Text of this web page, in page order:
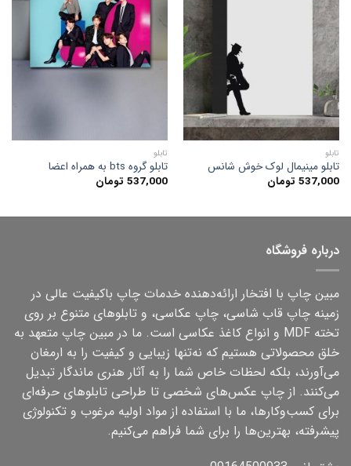
افزودن
به
علاقه
مندی
ها
تابلو
تابلو مینیمال لوک خوش شانس
537,000 تومان
مندی
ها
تابلو
تابلو گروه bts به همراه اعضا
537,000 تومان
درباره فروشگاه
مبین چاپ با افتخار ارائه‌دهنده خدمات چاپ باکیفیت عالی در
زمینه چاپ قاب شاسی، چاپ عکاسی، و تابلوهای متنوع بر روی
تخته MDF و انواع کاغذ عکاسی است. ما در مبین چاپ متعهد به
خلق محصولاتی هستیم که نه‌تنها زیبایی و کیفیت را به ارمغان
می‌آورند، بلکه لحظات خاص شما را به آثار هنری ماندگار تبدیل
می‌کنند. از چاپ عکس‌های شخصی تا طراحی تابلوهای حرفه‌ای
برای کسب‌وکارها، ما با استفاده از مواد اولیه مرغوب و تکنولوژی
پیشرفته، بهترین‌ها را برای شما فراهم می‌کنیم.